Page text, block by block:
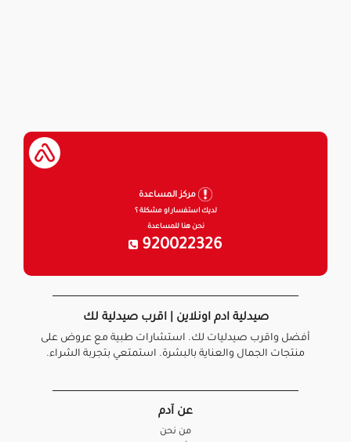
مركز المساعدة
لديك استفسار او مشكلة ؟
نحن هنا للمساعدة
920022326
صيدلية ادم اونلاين | اقرب صيدلية لك
أفضل واقرب صيدليات لك. استشارات طبية مع عروض على
منتجات الجمال والعناية بالبشرة. استمتعي بتجربة الشراء.
عن آدم
من نحن